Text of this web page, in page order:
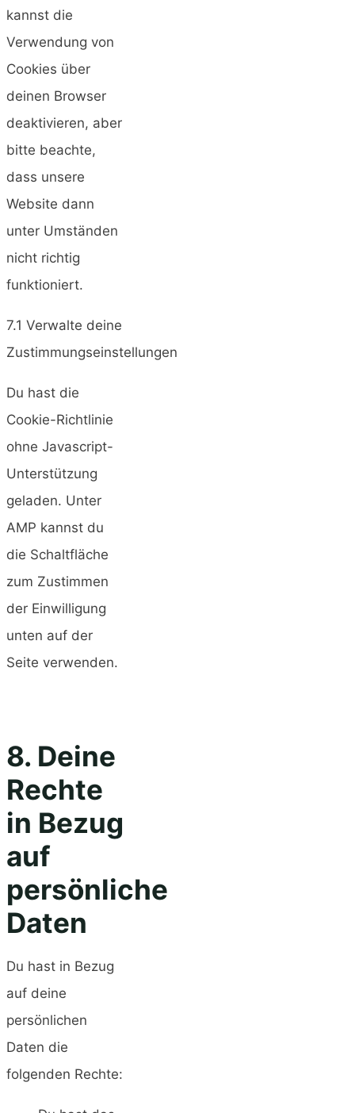
kannst die
Verwendung von
Cookies über
deinen Browser
deaktivieren, aber
bitte beachte,
dass unsere
Website dann
unter Umständen
nicht richtig
funktioniert.
7.1 Verwalte deine
Zustimmungseinstellungen
Du hast die
Cookie-Richtlinie
ohne Javascript-
Unterstützung
geladen. Unter
AMP kannst du
die Schaltfläche
zum Zustimmen
der Einwilligung
unten auf der
Seite verwenden.
8. Deine
Rechte
in Bezug
auf
persönliche
Daten
Du hast in Bezug
auf deine
persönlichen
Daten die
folgenden Rechte: